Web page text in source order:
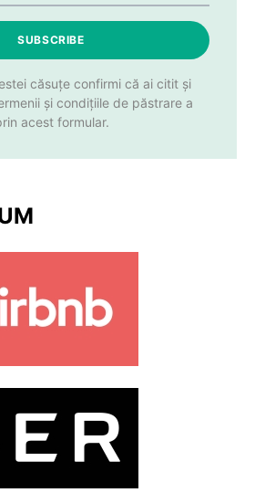
SUBSCRIBE
căsuțe confirmi că ai citit și
și condițiile de păstrare a
acest formular.